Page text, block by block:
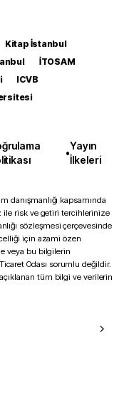
Kitap İstanbul
İTOSAM
ICVB
•
Yayın
İlkeleri
danışmanlığı kapsamında
ile risk ve getiri tercihlerinize
sözleşmesi çerçevesinde
için azami özen
veya bu bilgilerin
Odası sorumlu değildir.
tüm bilgi ve verilerin